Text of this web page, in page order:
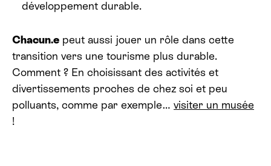
développement durable.
Chacun.e peut aussi jouer un rôle dans cette
transition vers une tourisme plus durable.
Comment ? En choisissant des activités et
divertissements proches de chez soi et peu
polluants, comme par exemple… visiter un musée
!